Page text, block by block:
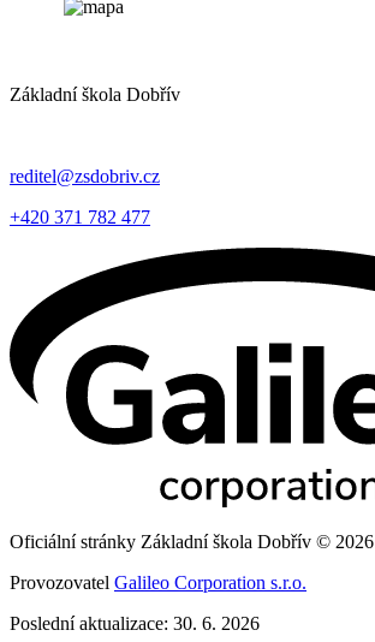
Základní škola Dobřív
reditel@zsdobriv.cz
+420 371 782 477
Oficiální stránky Základní škola Dobřív © 2026
Provozovatel Galileo Corporation s.r.o.
Poslední aktualizace: 30. 6. 2026